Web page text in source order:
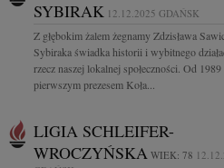
SYBIRAK 12.12.2025 GDAŃSK
Z głębokim żalem żegnamy Zdzisława
Sybiraka świadka historii i wybitnego
rzecz naszej lokalnej społeczności. Od
pierwszym prezesem Koła...
LIGIA SCHLEIFER-
WROCZYŃSKA WIEK: 78